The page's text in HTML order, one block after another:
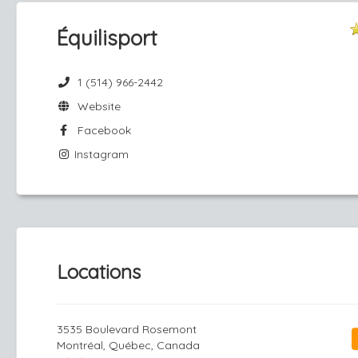
Équilisport
1 (514) 966-2442
Website
Facebook
Instagram
Locations
3535 Boulevard Rosemont
Montréal, Québec, Canada